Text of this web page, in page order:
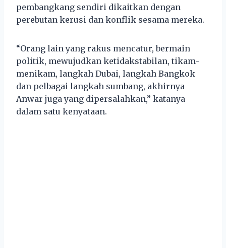
pembangkang sendiri dikaitkan dengan
perebutan kerusi dan konflik sesama mereka.
“Orang lain yang rakus mencatur, bermain
politik, mewujudkan ketidakstabilan, tikam-
menikam, langkah Dubai, langkah Bangkok
dan pelbagai langkah sumbang, akhirnya
Anwar juga yang dipersalahkan,” katanya
dalam satu kenyataan.